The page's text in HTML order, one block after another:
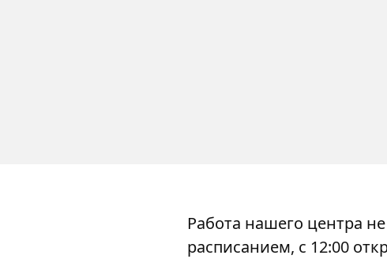
Работа нашего центра
расписанием, с 12:00